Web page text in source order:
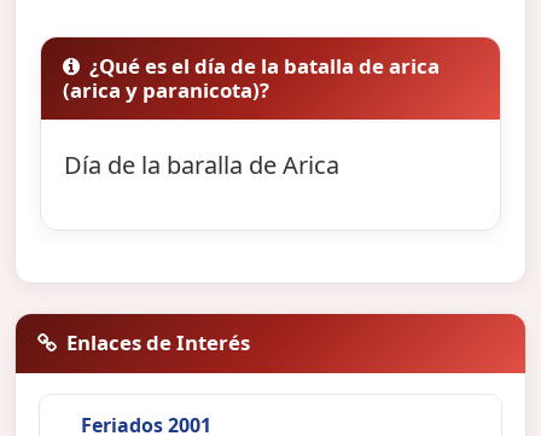
¿Qué es el día de la batalla de arica
(arica y paranicota)?
Día de la baralla de Arica
Enlaces de Interés
Feriados 2001